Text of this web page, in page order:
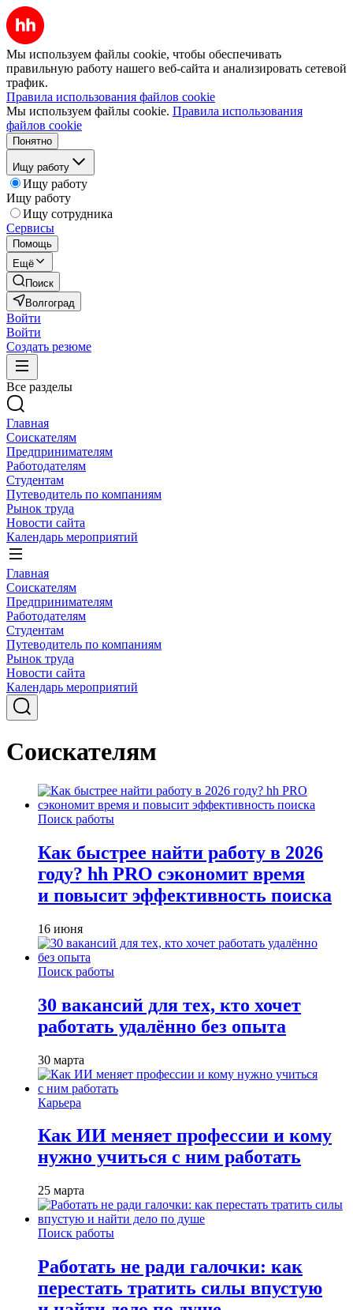
Мы используем файлы cookie, чтобы обеспечивать
правильную работу нашего веб-сайта и анализировать сетевой
трафик.
Правила использования файлов cookie
Мы используем файлы cookie. Правила использования
файлов cookie
Понятно
Ищу работу
Ищу работу
Ищу работу
Ищу сотрудника
Сервисы
Помощь
Ещё
Поиск
Волгоград
Войти
Войти
Создать резюме
Все разделы
Главная
Соискателям
Предпринимателям
Работодателям
Студентам
Путеводитель по компаниям
Рынок труда
Новости сайта
Календарь мероприятий
Главная
Соискателям
Предпринимателям
Работодателям
Студентам
Путеводитель по компаниям
Рынок труда
Новости сайта
Календарь мероприятий
Соискателям
Поиск работы
Как быстрее найти работу в 2026
году? hh PRO сэкономит время
и повысит эффективность поиска
16 июня
Поиск работы
30 вакансий для тех, кто хочет
работать удалённо без опыта
30 марта
Карьера
Как ИИ меняет профессии и кому
нужно учиться с ним работать
25 марта
Поиск работы
Работать не ради галочки: как
перестать тратить силы впустую